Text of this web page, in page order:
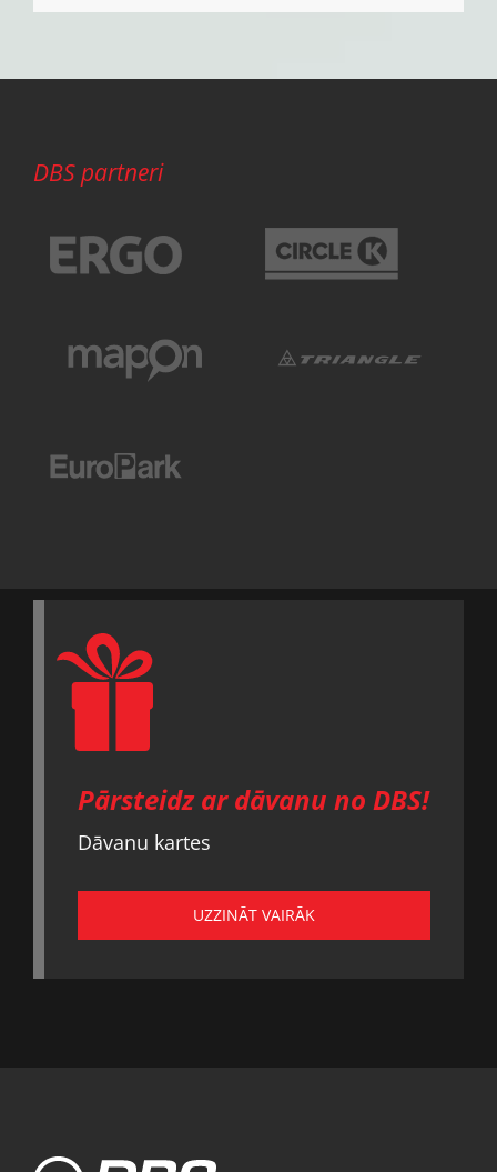
DBS partneri
Pārsteidz ar dāvanu no DBS!
Dāvanu kartes
UZZINĀT VAIRĀK